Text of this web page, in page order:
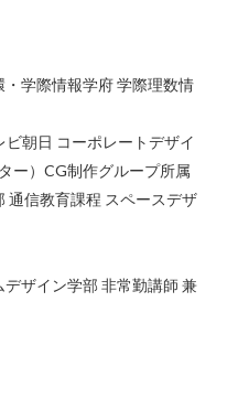
学際情報学府 学際理数情
朝日 コーポレートデザイ
ー）CG制作グループ所属
通信教育課程 スペースデザ
ザイン学部 非常勤講師 兼